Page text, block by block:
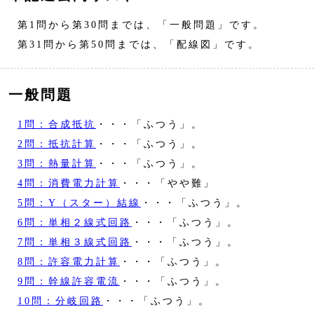
第1問から第30問までは、「一般問題」です。
第31問から第50問までは、「配線図」です。
一般問題
1問：合成抵抗 ・・・「ふつう」。
2問：抵抗計算 ・・・「ふつう」。
3問：熱量計算 ・・・「ふつう」。
4問：消費電力計算 ・・・「やや難」
5問：Y（スター）結線
・・・「ふつう」。
6問：単相２線式回路
・・・「ふつう」。
7問：単相３線式回路
・・・「ふつう」。
8問：許容電力計算 ・・・「ふつう」。
9問：幹線許容電流 ・・・「ふつう」。
10問：分岐回路
・・・「ふつう」。